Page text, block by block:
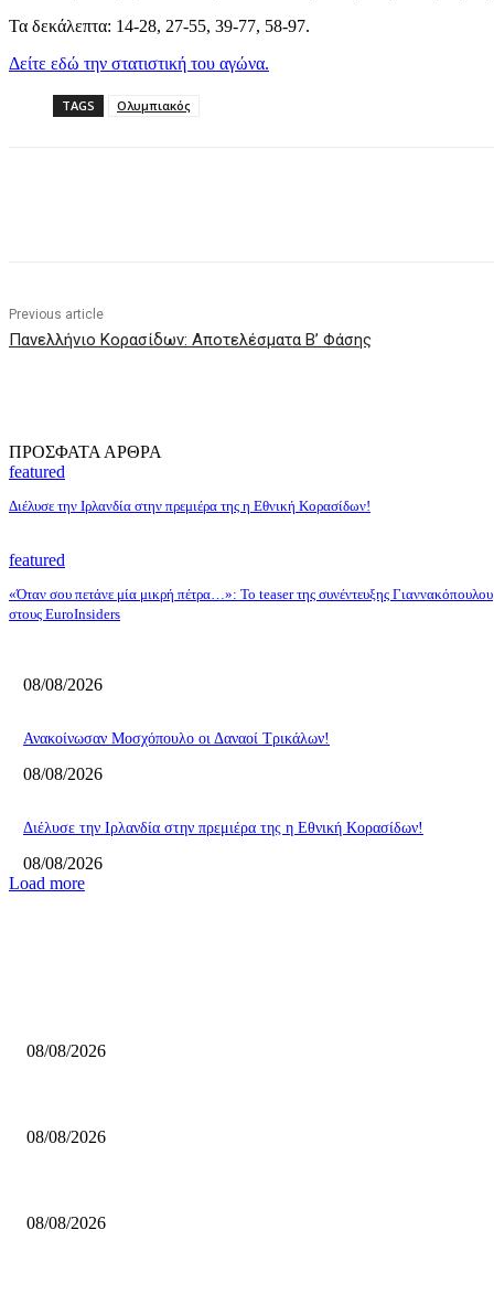
Τα δεκάλεπτα: 14-28, 27-55, 39-77, 58-97.
Δείτε εδώ την στατιστική του αγώνα.
TAGS Ολυμπιακός
Previous article
Πανελλήνιο Κορασίδων: Αποτελέσματα Β’ Φάσης
ΠΡΟΣΦΑΤΑ ΑΡΘΡΑ
featured
Διέλυσε την Ιρλανδία στην πρεμιέρα της η Εθνική Κορασίδων!
featured
«Όταν σου πετάνε μία μικρή πέτρα…»: Το teaser της συνέντευξης Γιαννακόπουλου
στους EuroInsiders
08/08/2026
Ανακοίνωσαν Μοσχόπουλο οι Δαναοί Τρικάλων!
08/08/2026
Διέλυσε την Ιρλανδία στην πρεμιέρα της η Εθνική Κορασίδων!
08/08/2026
Load more
08/08/2026
08/08/2026
08/08/2026